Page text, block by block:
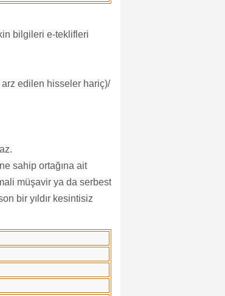
bilgileri e-teklifleri
edilen hisseler hariç)/
sahip ortağına ait
müşavir ya da serbest
bir yıldır kesintisiz